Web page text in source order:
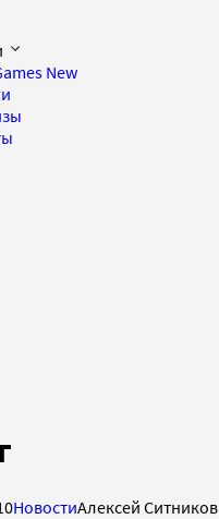
New
НовостиАлексей Ситников